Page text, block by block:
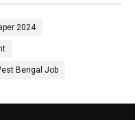
2024
Bengal Job